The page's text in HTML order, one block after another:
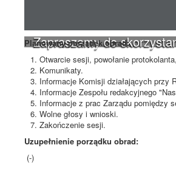
Zapraszamy do
Planowany porządek obrad:
Otwarcie sesji, powołanie
Komunikaty.
Informacje Komisji działających przy
Informacje Zespołu redakcyjnego
Informacje z prac Zarządu pomiędzy
Wolne głosy i wnioski.
Zakończenie sesji.
Uzupełnienie porządku obrad:
(-)